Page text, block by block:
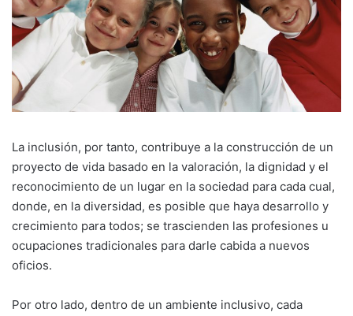
La inclusión, por tanto, contribuye a la construcción de un
proyecto de vida basado en la valoración, la dignidad y el
reconocimiento de un lugar en la sociedad para cada cual,
donde, en la diversidad, es posible que haya desarrollo y
crecimiento para todos; se trascienden las profesiones u
ocupaciones tradicionales para darle cabida a nuevos
oficios.
Por otro lado, dentro de un ambiente inclusivo, cada